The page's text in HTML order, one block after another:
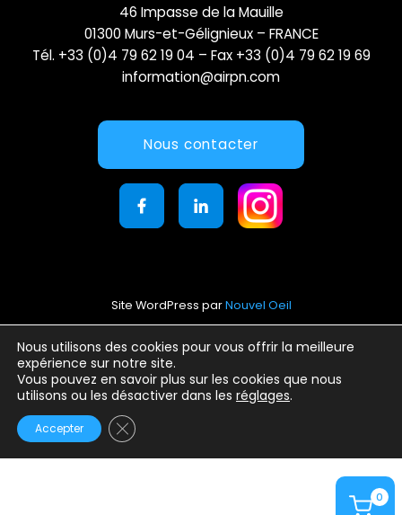
0
Nous utilisons des cookies pour vous offrir la meilleure
expérience sur notre site.
Vous pouvez en savoir plus sur les cookies que nous
utilisons ou les désactiver dans les réglages.
Accepter Fermer la bannière des cookies GDPR
46 Impasse de la Mauille
01300 Murs-et-Gélignieux – FRANCE
Tél. +33 (0)4 79 62 19 04 – Fax +33 (0)4 79 62 19 69
information@airpn.com
Nous contacter
Site WordPress parNouvel Oeil
Mentions légales
Conditions générales d’utilisation
Politique de confidentialité